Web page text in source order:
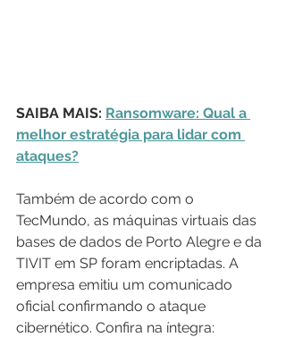
SAIBA MAIS: Ransomware: Qual a
melhor estratégia para lidar com
ataques?
Também de acordo com o
TecMundo, as máquinas virtuais das
bases de dados de Porto Alegre e da
TIVIT em SP foram encriptadas. A
empresa emitiu um comunicado
oficial confirmando o ataque
cibernético. Confira na íntegra: